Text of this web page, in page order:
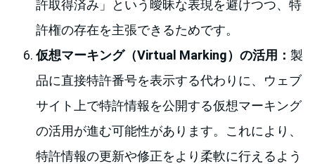
許取得済み」という曖昧な表現を避けつつ、特
許権の存在を主張できるためです。
仮想マーキング（Virtual Marking）の活用： 製
品に直接特許番号を表示する代わりに、ウェブ
サイト上で特許情報を公開する仮想マーキング
の活用が進む可能性があります。これにより、
特許情報の更新や修正をより柔軟に行えるよう